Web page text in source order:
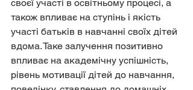
своєї участі в освітньому процесі, а
також впливає на ступінь і якість
участі батьків в навчанні своїх дітей
вдома. Таке залучення позитивно
впливає на академічну успішність,
рівень мотивації дітей до навчання,